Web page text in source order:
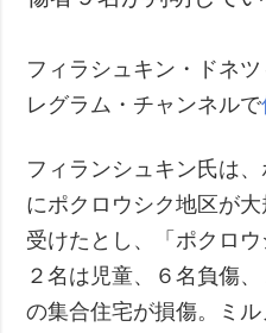
フィラシュキン・ドネ
レグラム・チャンネルで
フィランシュキン氏は
にポクロウシク地区が
受けたとし、「ポクロ
２名は児童、６名負傷
の集合住宅が損傷。ミ